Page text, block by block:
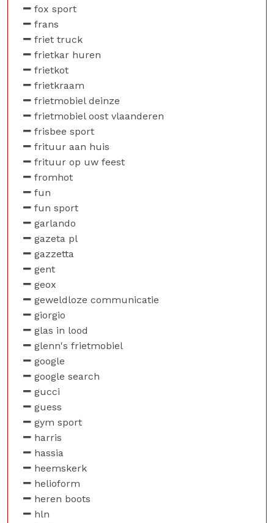
fox sport
frans
friet truck
frietkar huren
frietkot
frietkraam
frietmobiel deinze
frietmobiel oost vlaanderen
frisbee sport
frituur aan huis
frituur op uw feest
fromhot
fun
fun sport
garlando
gazeta pl
gazzetta
gent
geox
geweldloze communicatie
giorgio
glas in lood
glenn's frietmobiel
google
google search
gucci
guess
gym sport
harris
hassia
heemskerk
helioform
heren boots
hln